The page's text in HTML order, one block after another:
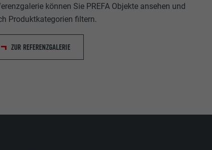
können Sie PREFA Objekte ansehen und
Produktkategorien filtern.
ZUR REFERENZGALERIE